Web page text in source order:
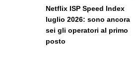
Netflix ISP Speed Index
luglio 2026: sono ancora
sei gli operatori al primo
posto